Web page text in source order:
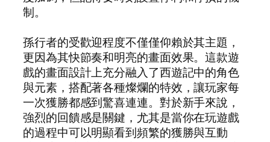
制。
孫行者的受歡迎程度不僅僅仰賴於其主題，
更因為其快節奏和明亮的畫面效果。這款遊
戲的畫面設計上充分融入了西遊記中的角色
與元素，搭配著各種燦爛的特效，讓玩家每
一次獲勝都感到驚喜連連。對於新手來說，
強烈的回饋感是關鍵，尤其是當你在玩遊戲
的過程中可以明顯看到頻繁的獲勝與互動